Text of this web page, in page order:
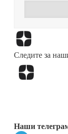
Следите за
Наши